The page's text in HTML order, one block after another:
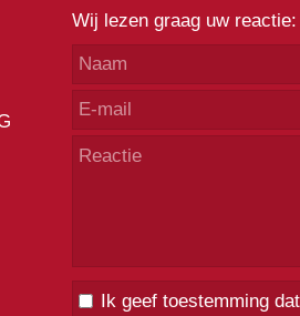
Wij lezen graag uw reactie:
Ik geef toestemming dat